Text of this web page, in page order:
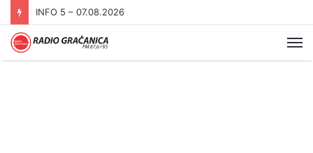
INFO 5 – 06.08.2026.